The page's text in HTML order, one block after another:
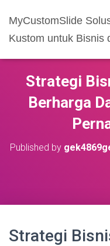
MyCustomSlide
Kustom untuk Bisnis
Strategi
Berharga
Published by
Strategi